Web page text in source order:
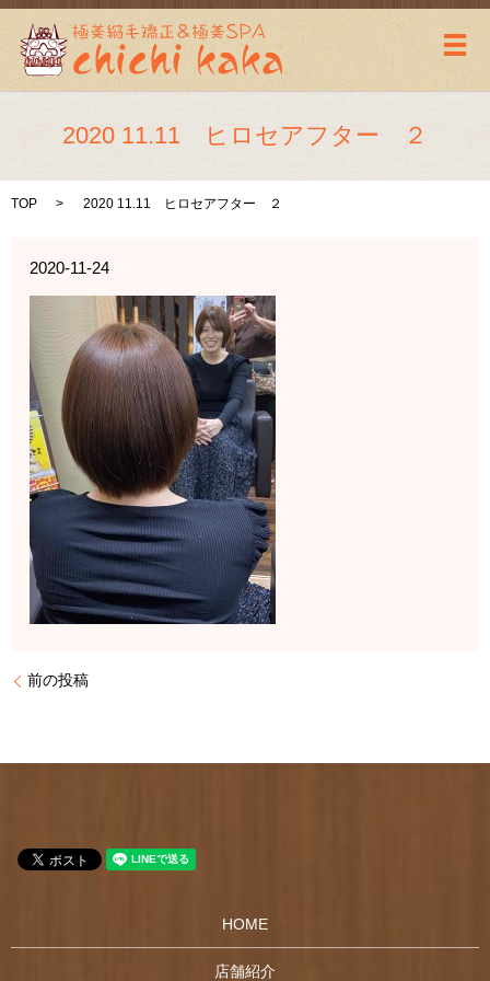
メ
2020 11.11 ヒロセアフター ２
TOP 2020 11.11 ヒロセアフター ２
2020-11-24
前の投稿
HOME
店舗紹介